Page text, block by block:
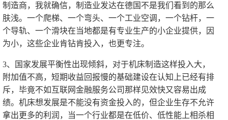
制造商，我就确信，制造业发达在德国不是我们看到的那么
肤浅。一个爬梯、一个弯头、一个工业空调，一个钻杆，一
个导轨、一个滑块在当地都是有专业生产的小企业提供，因
为小，这些企业肯钻肯投入，也更专注。
3、国家发展平衡性出现倾斜，对于机床制造这样投入大，
附加值不高，短期收益回报慢的基础建设在认知上已经有排
斥，毕竟不如互联网金融服务公司那样见效快又容易出成
绩。机床想发展是不能没有资金投入的，但企业生存不允许
拿出更多的利润，当一个行业都是在低价、低性能上相杀相